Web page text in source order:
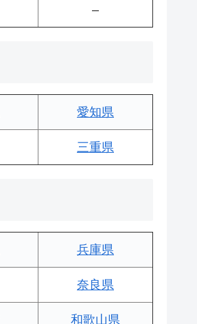
–
愛知県
三重県
兵庫県
奈良県
和歌山県